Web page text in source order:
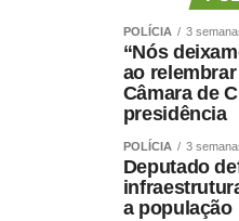
POLÍCIA 3
“Nós
ao
Câmara de
presidência
POLÍCIA 3
Deputado
a população